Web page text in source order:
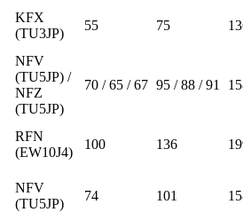
KFX
(TU3JP)
55 75
NFV
(TU5JP) /
NFZ
(TU5JP)
70 / 65 / 67 95 / 88 / 91
RFN
(EW10J4)
100 136
NFV
(TU5JP)
74 101